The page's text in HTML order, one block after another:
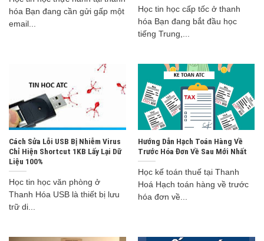
hóa Bạn đang cần gửi gấp một
email...
Học tin học cấp tốc ở thanh
hóa Bạn đang bắt đầu học
tiếng Trung,...
Cách Sửa Lỗi USB Bị Nhiễm Virus
Chỉ Hiện Shortcut 1KB Lấy Lại Dữ
Liệu 100%
Học tin học văn phòng ở
Thanh Hóa USB là thiết bị lưu
trữ di...
Hướng Dẫn Hạch Toán Hàng Về
Trước Hóa Đơn Về Sau Mới Nhất
Học kế toán thuế tại Thanh
Hoá Hạch toán hàng về trước
hóa đơn về...